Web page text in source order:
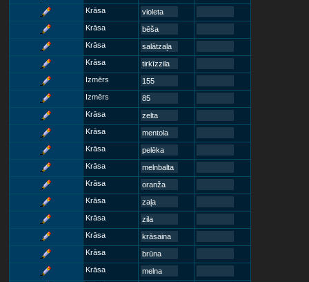
Krāsa
violeta
Krāsa
bēša
Krāsa
salātzaļa
Krāsa
tirkīzzila
Izmērs
155
Izmērs
85
Krāsa
zelta
Krāsa
mentola
Krāsa
pelēka
Krāsa
melnbalta
Krāsa
oranža
Krāsa
zaļa
Krāsa
zila
Krāsa
krāsaina
Krāsa
brūna
Krāsa
melna